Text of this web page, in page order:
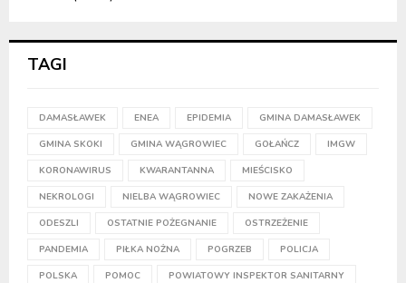
TAGI
DAMASŁAWEK ENEA EPIDEMIA GMINA DAMASŁAWEK
GMINA SKOKI GMINA WĄGROWIEC GOŁAŃCZ IMGW
KORONAWIRUS KWARANTANNA MIEŚCISKO
NEKROLOGI NIELBA WĄGROWIEC NOWE ZAKAŻENIA
ODESZLI OSTATNIE POŻEGNANIE OSTRZEŻENIE
PANDEMIA PIŁKA NOŻNA POGRZEB POLICJA
POLSKA POMOC POWIATOWY INSPEKTOR SANITARNY